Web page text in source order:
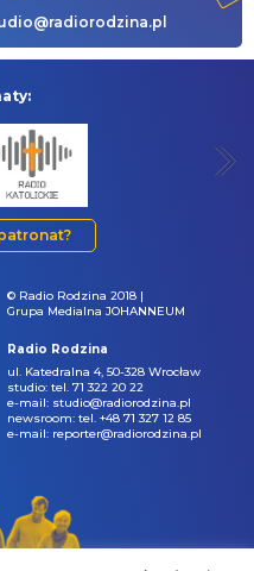
© Radio Rodzina 2018 |
Grupa Medialna JOHANNEUM
Radio Rodzina
ul. Katedralna 4, 50-328 Wrocław
studio: tel. 71 322 20 22
e-mail: studio@radiorodzina.pl
newsroom: tel. +48 71 327 12 85
e-mail: reporter@radiorodzina.pl